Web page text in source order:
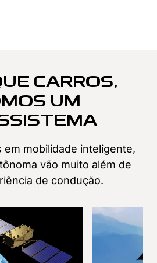
CARROS,
UM
em mobilidade inteligente,
vão muito além de
de condução.